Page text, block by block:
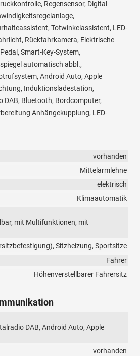
Regensensor, Digital
Totwinkelassistent, LED-
Rückfahrkamera, Elektrische
Smart-Key-System,
automatisch abbl.,
Android Auto, Apple
Induktionsladestation,
DAB, Bluetooth, Bordcomputer,
Anhängekupplung, LED-
vorhanden
Mittelarmlehne
elektrisch
Klimaautomatik
mit Multifunktionen, mit
Sitzheizung, Sportsitze
Fahrer
Höhenverstellbarer Fahrersitz
DAB, Android Auto, Apple
vorhanden